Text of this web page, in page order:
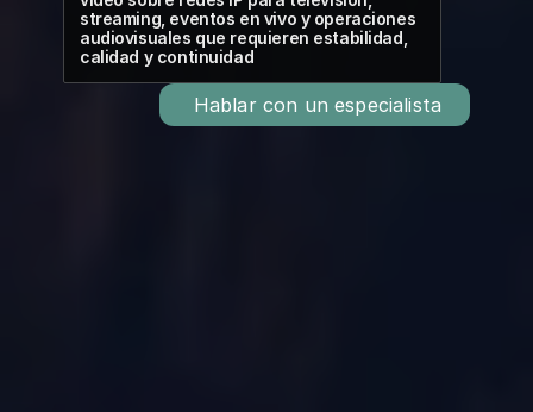
streaming, eventos en vivo y operaciones
audiovisuales que requieren estabilidad,
calidad y continuidad
Hablar con un especialista